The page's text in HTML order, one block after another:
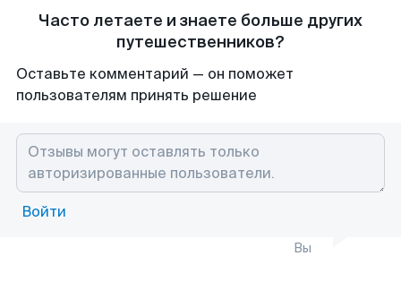
Часто летаете и знаете больше других
путешественников?
Оставьте комментарий — он поможет
пользователям принять решение
Войти
Вы